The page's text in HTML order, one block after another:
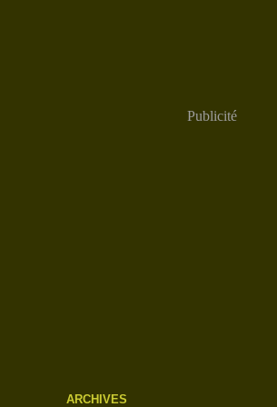
Publicité
ARCHIVES